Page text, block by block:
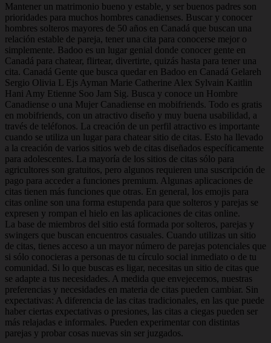
Mantener un matrimonio bueno y estable, y ser buenos padres son
prioridades para muchos hombres canadienses. Buscar y conocer
hombres solteros mayores de 50 años en Canadá que buscan una
relación estable de pareja, tener una cita para conocerse mejor o
simplemente. Badoo es un lugar genial donde conocer gente en
Canadá para chatear, flirtear, divertirte, quizás hasta para tener una
cita. Canadá Gente que busca quedar en Badoo en Canadá Gelareh
Sergio Olivia L Ejs Ayman Marie Catherine Alex Sylvain Kaitlin
Hani Amy Etienne Soo Jam Sig. Busca y conoce un Hombre
Canadiense o una Mujer Canadiense en mobifriends. Todo es gratis
en mobifriends, con un atractivo diseño y muy buena usabilidad, a
través de teléfonos. La creación de un perfil atractivo es importante
cuando se utiliza un lugar para chatear sitio de citas. Esto ha llevado
a la creación de varios sitios web de citas diseñados específicamente
para adolescentes. La mayoría de los sitios de citas sólo para
agricultores son gratuitos, pero algunos requieren una suscripción de
pago para acceder a funciones premium. Algunas aplicaciones de
citas tienen más funciones que otras. En general, los emojis para
citas online son una forma estupenda para que solteros y parejas se
expresen y rompan el hielo en las aplicaciones de citas online.
La base de miembros del sitio está formada por solteros, parejas y
swingers que buscan encuentros casuales. Cuando utilizas un sitio
de citas, tienes acceso a un mayor número de parejas potenciales que
si sólo conocieras a personas de tu círculo social inmediato o de tu
comunidad. Si lo que buscas es ligar, necesitas un sitio de citas que
se adapte a tus necesidades. A medida que envejecemos, nuestras
preferencias y necesidades en materia de citas pueden cambiar. Sin
expectativas: A diferencia de las citas tradicionales, en las que puede
haber ciertas expectativas o presiones, las citas a ciegas pueden ser
más relajadas e informales. Pueden experimentar con distintas
parejas y probar cosas nuevas sin ser juzgados.